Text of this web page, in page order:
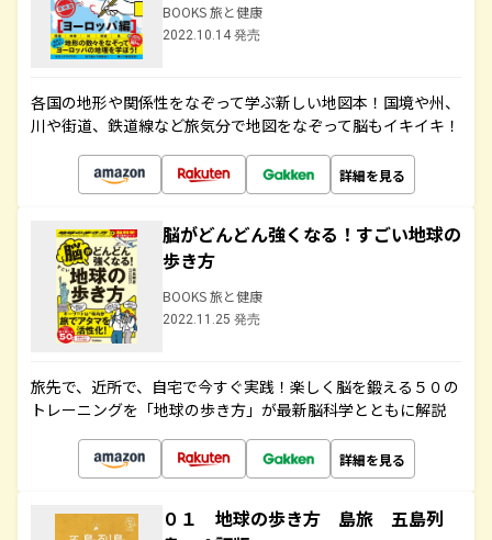
BOOKS 旅と健康
2022.10.14 発売
各国の地形や関係性をなぞって学ぶ新しい地図本！国境や州、
川や街道、鉄道線など旅気分で地図をなぞって脳もイキイキ！
詳細を見る
脳がどんどん強くなる！すごい地球の
歩き方
BOOKS 旅と健康
2022.11.25 発売
旅先で、近所で、自宅で今すぐ実践！楽しく脳を鍛える５０の
トレーニングを「地球の歩き方」が最新脳科学とともに解説
詳細を見る
０１ 地球の歩き方 島旅 五島列